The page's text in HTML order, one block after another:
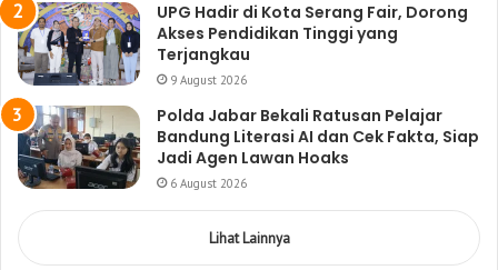
UPG Hadir di Kota Serang Fair, Dorong
Akses Pendidikan Tinggi yang
Terjangkau
9 August 2026
Polda Jabar Bekali Ratusan Pelajar
Bandung Literasi AI dan Cek Fakta, Siap
Jadi Agen Lawan Hoaks
6 August 2026
Lihat Lainnya